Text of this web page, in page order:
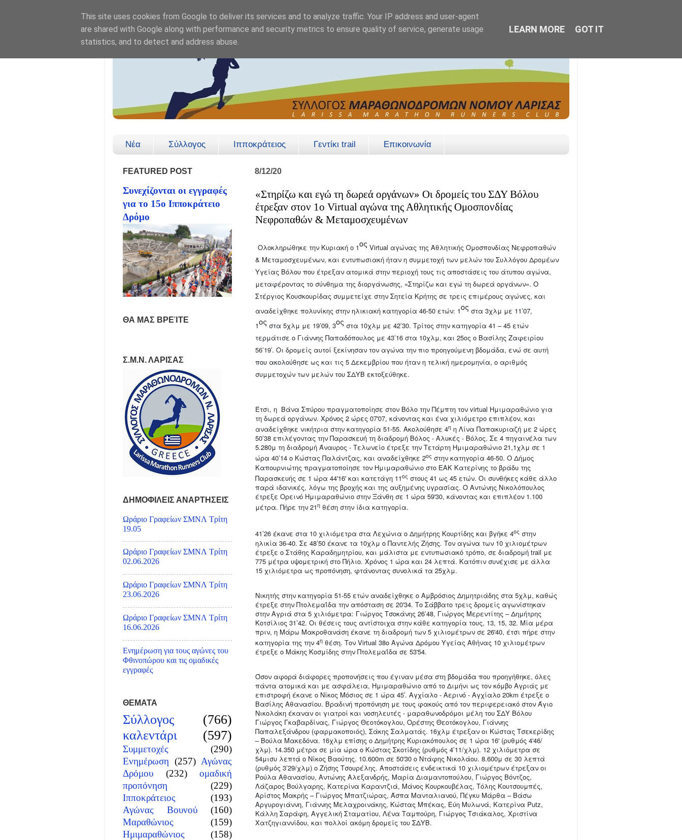
Νέα Σύλλογος Ιπποκράτειος Γεντίκι trail Επικοινωνία
8/12/20
«Στηρίζω και εγώ τη δωρεά οργάνων» Οι δρομείς του ΣΔΥ Βόλου
έτρεξαν στον 1ο Virtual αγώνα της Αθλητικής Ομοσπονδίας
Νεφροπαθών & Μεταμοσχευμένων
Ολοκληρώθηκε την Κυριακή ο 1ος Virtual αγώνας της Αθλητικής Ομοσπονδίας Νεφροπαθών
& Μεταμοσχευμένων, και εντυπωσιακή ήταν η συμμετοχή των μελών του Συλλόγου Δρομέων
Υγείας Βόλου που έτρεξαν ατομικά στην περιοχή τους τις αποστάσεις του άτυπου αγώνα,
μεταφέροντας το σύνθημα της διοργάνωσης, «Στηρίζω και εγώ τη δωρεά οργάνων». Ο
Στέργιος Κουσκουρίδας συμμετείχε στην Σητεία Κρήτης σε τρεις επιμέρους αγώνες, και
αναδείχθηκε πολυνίκης στην ηλικιακή κατηγορία 46-50 ετών: 1ος στα 3χλμ με 11’07,
1ος στα 5χλμ με 19’09, 3ος στα 10χλμ με 42’30. Τρίτος στην κατηγορία 41 – 45 ετών
τερμάτισε ο Γιάννης Παπαδόπουλος με 43’16 στα 10χλμ, και 25ος ο Βασίλης Ζαφειρίου
56’19’. Οι δρομείς αυτοί ξεκίνησαν τον αγώνα την πιο προηγούμενη βδομάδα, ενώ σε αυτή
που ακολούθησε ως και τις 5 Δεκεμβρίου που ήταν η τελική ημερομηνία, ο αριθμός
συμμετοχών των μελών του ΣΔΥΒ εκτοξεύθηκε.
Έτσι, η Βάνα Σπύρου πραγματοποίησε στον Βόλο την Πέμπτη τον virtual Ημιμαραθώνιο για
τη δωρεά οργάνων. Χρόνος 2 ώρες 07'07, κάνοντας και ένα χιλιόμετρο επιπλέον, και
αναδείχθηκε νικήτρια στην κατηγορία 51-55. Ακολούθησε 4η η Λίνα Παπακυριαζή με 2 ώρες
50’38 επιλέγοντας την Παρασκευή τη διαδρομή Βόλος - Αλυκές - Βόλος. Σε 4 πηγαινέλα των
5.280μ τη διαδρομή Άναυρος - Τελωνείο έτρεξε την Τετάρτη Ημιμαραθώνιο 21,1χλμ σε 1
ώρα 40’14 ο Κώστας Παλάντζας, και αναδείχθηκε 2ος στην κατηγορία 46-50. Ο Δήμος
Καπουρνιώτης πραγματοποίησε τον Ημιμαραθώνιο στο ΕΑΚ Κατερίνης το βράδυ της
Παρασκευής σε 1 ώρα 44'16' και κατετάγη 11ος στους 41 ως 45 ετών. Οι συνθήκες κάθε άλλο
παρά ιδανικές, λόγω της βροχής και της αυξημένης υγρασίας. Ο Αντώνης Νικολόπουλος
έτρεξε Ορεινό Ημιμαραθώνιο στην Ξάνθη σε 1 ώρα 59'30, κάνοντας και επιπλέον 1.100
μέτρα. Πήρε την 21η θέση στην ίδια κατηγορία.
41’26 έκανε στα 10 χιλιόμετρα στα Λεχώνια ο Δημήτρης Κουρτίδης και βγήκε 4ος στην
ηλικία 36-40. Σε 48’50 έκανε τα 10χλμ ο Παντελής Ζήσης. Τον αγώνα των 10 χιλιομέτρων
έτρεξε ο Στάθης Καραδημητρίου, και μάλιστα με εντυπωσιακό τρόπο, σε διαδρομή trail με
775 μέτρα υψομετρική στο Πήλιο. Χρόνος 1 ώρα και 24 λεπτά. Κατόπιν συνέχισε με άλλα
15 χιλιόμετρα ως προπόνηση, φτάνοντας συνολικά τα 25χλμ.
Νικητής στην κατηγορία 51-55 ετών αναδείχθηκε ο Αμβρόσιος Δημητριάδης στα 5χλμ, καθώς
έτρεξε στην Πτολεμαΐδα την απόσταση σε 20'34. Το Σάββατο τρεις δρομείς αγωνίστηκαν
στην Αγριά στα 5 χιλιόμετρα: Γιώργος Τσοκάνης 26’48, Γιώργος Μερεντίτης – Δημήτρης
Κοτσίλιος 31’42. Οι θέσεις τους αντίστοιχα στην κάθε κατηγορία τους, 13, 15, 32. Μία μέρα
πριν, η Μάρω Μακροθανάση έκανε τη διαδρομή των 5 χιλιομέτρων σε 26'40, έτσι πήρε στην
κατηγορία της την 4η θέση. Τον Virtual 38ο Αγώνα Δρόμου Υγείας Αθήνας 10 χιλιομέτρων
έτρεξε ο Μάκης Κοσμίδης στην Πτολεμαΐδα σε 53'54.
Όσον αφορά διάφορες προπονήσεις που έγιναν μέσα στη βδομάδα που προηγήθηκε, όλες
πάντα ατομικά και με ασφάλεια, Ημιμαραθώνιο από το Διμήνι ως τον κόμβο Αγριάς με
επιστροφή έκανε ο Νίκος Μόσιος σε 1 ώρα 45’. Αγχίαλο - Αερινό - Αγχίαλο 20km έτρεξε ο
Βασίλης Αθανασίου. Βραδινή προπόνηση με τους φακούς από τον περιφερειακό στον Άγιο
Νικολάκη έκαναν οι γιατροί και νοσηλευτές - μαραθωνοδρόμοι μέλη του ΣΔΥ Βόλου
Γιώργος Γκαβαρδίνας, Γιώργος Θεοτόκογλου, Ορέστης Θεοτόκογλου, Γιάννης
Παπαλεξάνδρου (φαρμακοποιός), Σάκης Σαλματάς. 16χλμ έτρεξαν οι Κώστας Τσεκερίδης
– Βούλα Μακεδόνα. 16χλμ επίσης ο Δημήτρης Κυριακόπουλος σε 1 ώρα 16' (ρυθμός 4'46/
χλμ). 14.350 μέτρα σε μία ώρα ο Κώστας Σκοτίδης (ρυθμός 4’11/χλμ). 12 χιλιόμετρα σε
54μισυ λεπτά ο Νίκος Βαούτης. 10.600m σε 50'30 ο Ντάφης Νικολάου. 8.600μ σε 30 λεπτά
(ρυθμός 3’29/χλμ) ο Ζήσης Τσουρέλης. Αποστάσεις ενδεικτικά 10 χιλιομέτρων έτρεξαν οι
Ρούλα Αθανασίου, Αντώνης Αλεξανδρής, Μαρία Διαμαντοπούλου, Γιώργος Βόντζος,
Λάζαρος Βούλγαρης, Κατερίνα Καραντζιά, Μάνος Κουρκουβέλας, Τόλης Κουτσουμπές,
Αρίστος Μακρής – Γιώργος Μπατζιώρας, Άσπα Μανταλιανού, Πέγκυ Μάρθα – Βάσω
Αργυρογιάννη, Γιάννης Μελαχροινάκης, Κώστας Μπέκας, Εύη Μυλωνά, Κατερίνα Putz,
Κάλλη Σαράφη, Αγγελική Σταματίου, Λένα Ταμπούρη, Γιώργος Τσιάκαλος, Χριστίνα
Χατζηγιαννίδου, και πολλοί ακόμη δρομείς του ΣΔΥΒ.
FEATURED POST
Συνεχίζονται οι εγγραφές
για το 15ο Ιπποκράτειο
Δρόμο
ΘΑ ΜΑΣ ΒΡΕΊΤΕ
Σ.Μ.Ν. ΛΑΡΙΣΑΣ
ΔΗΜΟΦΙΛΕΙΣ ΑΝΑΡΤΗΣΕΙΣ
Ωράριο Γραφείων ΣΜΝΛ Τρίτη
19.05
Ωράριο Γραφείων ΣΜΝΛ Τρίτη
02.06.2026
Ωράριο Γραφείων ΣΜΝΛ Τρίτη
23.06.2026
Ωράριο Γραφείων ΣΜΝΛ Τρίτη
16.06.2026
Ενημέρωση για τους αγώνες του
Φθινοπώρου και τις ομαδικές
εγγραφές
ΘΕΜΑΤΑ
Σύλλογος
(766)
καλεντάρι
(597)
Συμμετοχές
(290)
Ενημέρωση (257) Αγώνας
Δρόμου
(232)
ομαδική
προπόνηση
(229)
Ιπποκράτειος
(193)
Αγώνας Βουνού
(160)
Μαραθώνιος
(159)
Ημιμαραθώνιος
(158)
This site uses cookies from Google to deliver its services and to analyze traffic. Your IP address and user-agent
are shared with Google along with performance and security metrics to ensure quality of service, generate usage
statistics, and to detect and address abuse.
LEARN MORE GOT IT